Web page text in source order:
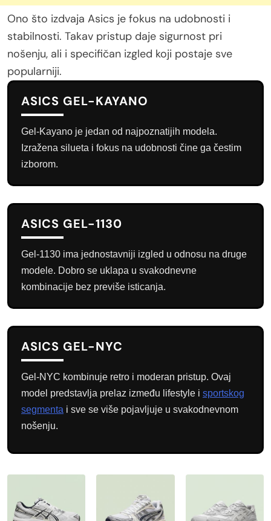
Ono što izdvaja Asics je fokus na udobnosti i
stabilnosti. Takav pristup daje sigurnost pri
nošenju, ali i specifičan izgled koji postaje sve
popularniji.
ASICS GEL-KAYANO
Gel-Kayano je jedan od najpoznatijih modela.
Izražena silueta i fokus na udobnosti čine ga čestim
izborom.
ASICS GEL-1130
Gel-1130 ima jednostavniji izgled u odnosu na druge
modele. Dobro se uklapa u svakodnevne
kombinacije bez previše isticanja.
ASICS GEL-NYC
Gel-NYC kombinuje retro i moderan pristup. Ovaj
model predstavlja prelaz između lifestyle i sportskog
segmenta i sve se više pojavljuje u svakodnevnom
nošenju.